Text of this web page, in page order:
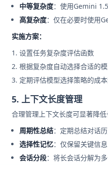
中等复杂度：使用Gemini
高复杂度：仅在必要时使用
实施方案：
设置任务复杂度评估函数
根据复杂度自动选择合适的
定期评估模型选择策略的成
5. 上下文长度管理
合理管理上下文长度可显著降低
周期性总结：定期总结对话
选择性记忆：仅保留关键信
会话分段：将长会话分解为